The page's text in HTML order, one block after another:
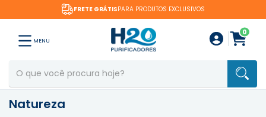
FRETE GRÁTISPARA PRODUTOS EXCLUSIVOS
MENU
0
Natureza